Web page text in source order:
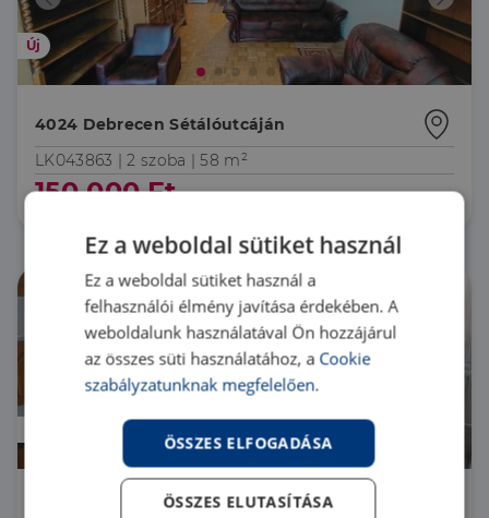
Új
4024 Debrecen Sétálóutcáján
LK043863 |2 szoba | 58 m²
150 000 Ft
Hamarosan jön
4029 Debrecen Belvárosi 35nm-es mért
Ez a weboldal sütiket használ
Ez a weboldal sütiket használ a
felhasználói élmény javítása érdekében. A
weboldalunk használatával Ön hozzájárul
az összes süti használatához, a Cookie
szabályzatunknak megfelelően.
ÖSSZES ELFOGADÁSA
ÖSSZES ELUTASÍTÁSA